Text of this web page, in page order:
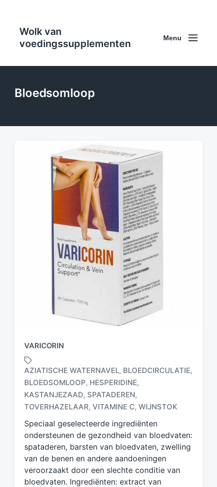
Wolk van
voedingssupplementen
Menu
Bloedsomloop
VARICORIN
e
a
d
m
e
t
AZIATISCHE WATERNAVEL, BLOEDCIRCULATIE,
BLOEDSOMLOOP, HESPERIDINE,
KASTANJEZAAD, SPATADEREN,
TOVERHAZELAAR, VITAMINE C, WIJNSTOK
Speciaal geselecteerde ingrediënten
ondersteunen de gezondheid van bloedvaten:
spataderen, barsten van bloedvaten, zwelling
van de benen en andere aandoeningen
veroorzaakt door een slechte conditie van
bloedvaten. Ingrediënten: extract van